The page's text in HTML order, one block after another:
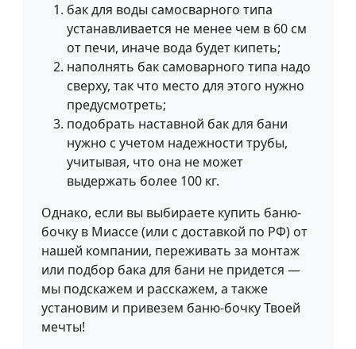
бак для воды самосварного типа
устанавливается не менее чем в 60 см
от печи, иначе вода будет кипеть;
наполнять бак самоварного типа надо
сверху, так что место для этого нужно
предусмотреть;
подобрать наставной бак для бани
нужно с учетом надежности трубы,
учитывая, что она не может
выдержать более 100 кг.
Однако, если вы выбираете купить баню-
бочку в Миассе (или с доставкой по РФ) от
нашей компании, переживать за монтаж
или подбор бака для бани не придется —
мы подскажем и расскажем, а также
установим и привезем баню-бочку Твоей
мечты!